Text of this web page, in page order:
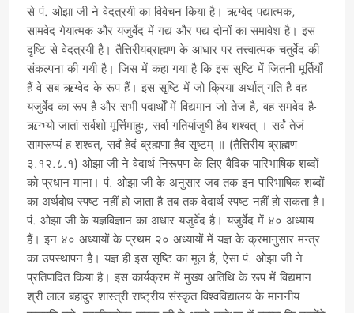
से पं. ओझा जी ने वेदत्रयी का विवेचन किया है। ऋग्वेद पद्यात्मक,
सामवेद गेयात्मक और यजुर्वेद में गद्य और पद्य दोनों का समावेश है। इस
दृष्टि से वेदत्रयी है। तैत्तिरीयब्राह्मण के आधार पर तत्त्वात्मक चतुर्वेद की
संकल्पना की गयी है। जिस में कहा गया है कि इस सृष्टि में जितनी मूर्तियाँ
हैं वे सब ऋग्वेद के रूप हैं। इस सृष्टि में जो क्रिया अर्थात् गति है वह
यजुर्वेद का रूप है और सभी पदार्थों में विद्यमान जो तेज है, वह समवेद है-
ऋग्भ्यो जातां सर्वशो मूर्त्तिमाहुः, सर्वा गतिर्याजुषी हैव शश्वत् । सर्वं तेजं
सामरूप्यं ह शश्वत्, सर्वं हेदं ब्रह्मणा हैव सृष्टम् ॥ (तैत्तिरीय ब्राह्मण
३.१२.८.१) ओझा जी ने वेदार्थ निरूपण के लिए वैदिक पारिभाषिक शब्दों
को प्रधान माना। पं. ओझा जी के अनुसार जब तक इन पारिभाषिक शब्दों
का अर्थबोध स्पष्ट नहीं हो जाता है तब तक वेदार्थ स्पष्ट नहीं हो सकता है।
पं. ओझा जी के यज्ञविज्ञान का अधार यजुर्वेद है। यजुर्वेद में ४० अध्याय
हैं। इन ४० अध्यायों के प्रथम २० अध्यायों में यज्ञ के क्रमानुसार मन्त्र
का उपस्थापन है। यज्ञ ही इस सृष्टि का मूल है, ऐसा पं. ओझा जी ने
प्रतिपादित किया है। इस कार्यक्रम में मुख्य अतिथि के रूप में विद्यमान
श्री लाल बहादुर शास्त्री राष्ट्रीय संस्कृत विश्वविद्यालय के माननीय